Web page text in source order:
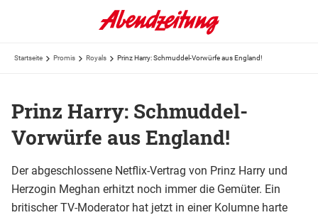
Startseite Promis Royals Prinz Harry: Schmuddel-Vorwürfe aus England!
Prinz Harry: Schmuddel-
Vorwürfe aus England!
Der abgeschlossene Netflix-Vertrag von Prinz Harry und
Herzogin Meghan erhitzt noch immer die Gemüter. Ein
britischer TV-Moderator hat jetzt in einer Kolumne harte